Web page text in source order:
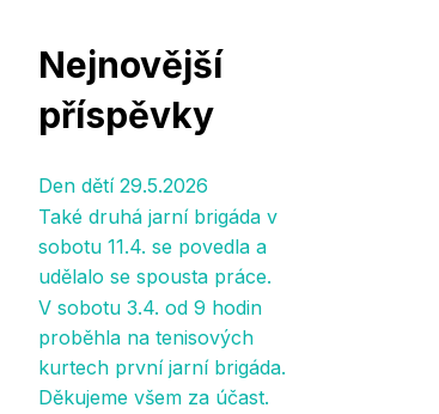
Nejnovější
příspěvky
Den dětí 29.5.2026
Také druhá jarní brigáda v
sobotu 11.4. se povedla a
udělalo se spousta práce.
V sobotu 3.4. od 9 hodin
proběhla na tenisových
kurtech první jarní brigáda.
Děkujeme všem za účast.